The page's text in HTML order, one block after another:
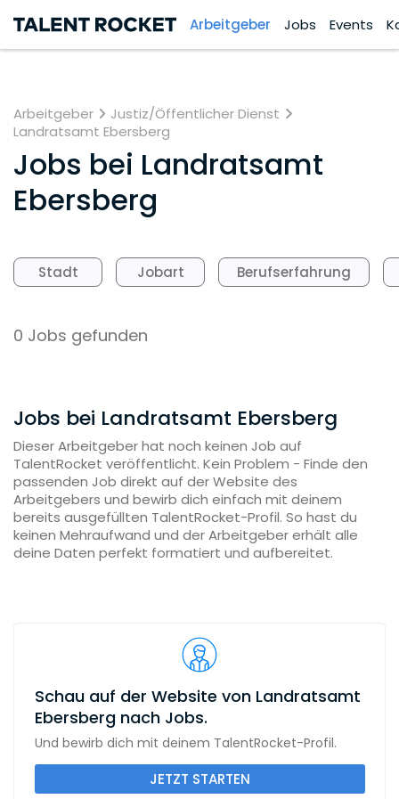
Arbeitgeber Jobs Events
Arbeitgeber
Justiz/Öffentlicher Dienst
Landratsamt Ebersberg
Jobs bei Landratsamt
Ebersberg
Stadt Jobart Berufserfahrung
0 Jobs gefunden
Jobs bei Landratsamt Ebersberg
Dieser Arbeitgeber hat noch keinen Job auf
TalentRocket veröffentlicht. Kein Problem - Finde den
passenden Job direkt auf der Website des
Arbeitgebers und bewirb dich einfach mit deinem
bereits ausgefüllten TalentRocket-Profil. So hast du
keinen Mehraufwand und der Arbeitgeber erhält alle
deine Daten perfekt formatiert und aufbereitet.
Schau auf der Website von Landratsamt
Ebersberg nach Jobs.
Und bewirb dich mit deinem TalentRocket-Profil.
JETZT STARTEN